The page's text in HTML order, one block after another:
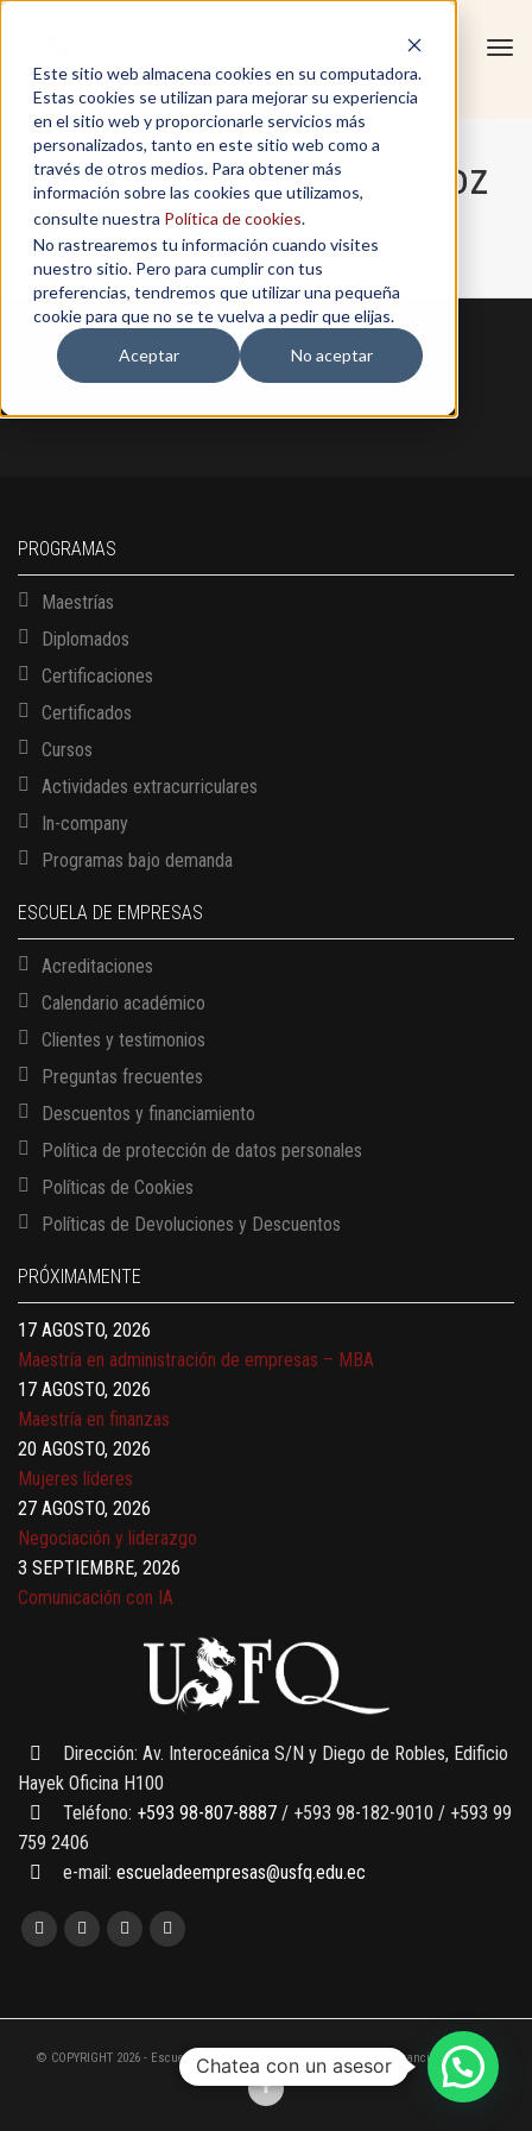
Este sitio web almacena cookies en su computadora.
Estas cookies se utilizan para mejorar su experiencia
en el sitio web y proporcionarle servicios más
personalizados, tanto en este sitio web como a
través de otros medios. Para obtener más
información sobre las cookies que utilizamos,
consulte nuestra Política de cookies.
No rastrearemos tu información cuando visites
nuestro sitio. Pero para cumplir con tus
preferencias, tendremos que utilizar una pequeña
cookie para que no se te vuelva a pedir que elijas.
Aceptar
No aceptar
Michael Valdivieso Muñoz
Home / Michael Valdivieso Muñoz
PROGRAMAS
Maestrías
Diplomados
Certificaciones
Certificados
Cursos
Actividades extracurriculares
In-company
Programas bajo demanda
ESCUELA DE EMPRESAS
Acreditaciones
Calendario académico
Clientes y testimonios
Preguntas frecuentes
Descuentos y financiamiento
Política de protección de datos personales
Políticas de Cookies
Políticas de Devoluciones y Descuentos
PRÓXIMAMENTE
13 AGOSTO, 2026
17 AGOSTO, 2026
Gerencia de empresas familiares
17 AGOSTO, 2026
Maestría en administración de empresas – MBA
17 AGOSTO, 2026
Maestría en finanzas
20 AGOSTO, 2026
Mujeres líderes
27 AGOSTO, 2026
Negociación y liderazgo
3 SEPTIEMBRE, 2026
Comunicación con IA
Gobernanza de datos
13 AGOSTO, 2026
Finanzas para no financieros
Dirección: Av. Interoceánica S/N y Diego de Robles, Edificio
Hayek Oficina H100
Teléfono: +593 98-807-8887 / +593 98-182-9010 / +593 99
759 2406
e-mail: escueladeempresas@usfq.edu.ec
© COPYRIGHT 2026 - Escuela de Empresas de la Universidad San Francisco de Quito
Chatea con un asesor